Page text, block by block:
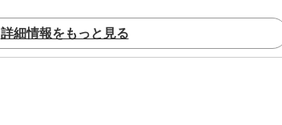
詳細情報をもっと見る